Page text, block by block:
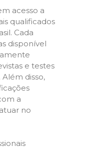
acesso a
qualificados
Cada
disponível
e testes
disso,
a
no